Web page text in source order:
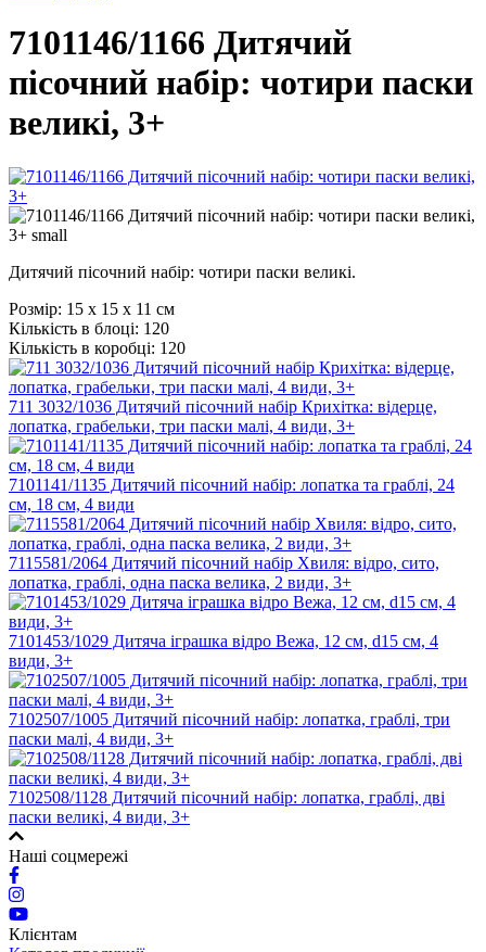
7101146/1166 Дитячий
пісочний набір: чотири паски
великі, 3+
Дитячий пісочний набір: чотири паски великі.
Розмір: 15 х 15 х 11 см
Кількість в блоці: 120
Кількість в коробці: 120
711 3032/1036 Дитячий пісочний набір Крихітка: відерце,
лопатка, грабельки, три паски малі, 4 види, 3+
7101141/1135 Дитячий пісочний набір: лопатка та граблі, 24
см, 18 см, 4 види
7115581/2064 Дитячий пісочний набір Хвиля: відро, сито,
лопатка, граблі, одна паска велика, 2 види, 3+
7101453/1029 Дитяча іграшка відро Вежа, 12 см, d15 см, 4
види, 3+
7102507/1005 Дитячий пісочний набір: лопатка, граблі, три
паски малі, 4 види, 3+
7102508/1128 Дитячий пісочний набір: лопатка, граблі, дві
паски великі, 4 види, 3+
Наші соцмережі
Клієнтам